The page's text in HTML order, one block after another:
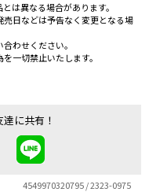
は異なる場合があります。
日などは予告なく変更となる場
わせください。
一切禁止いたします。
に共有！
4549970320795 / 2323-0975